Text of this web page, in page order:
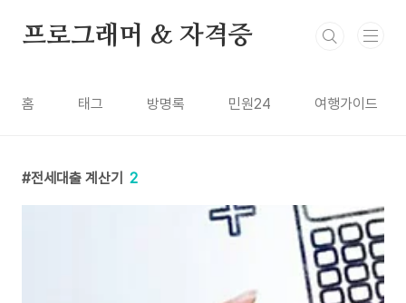
프로그래머 & 자격증
홈 태그 방명록 민원24 여행가이드
전세대출 계산기 2